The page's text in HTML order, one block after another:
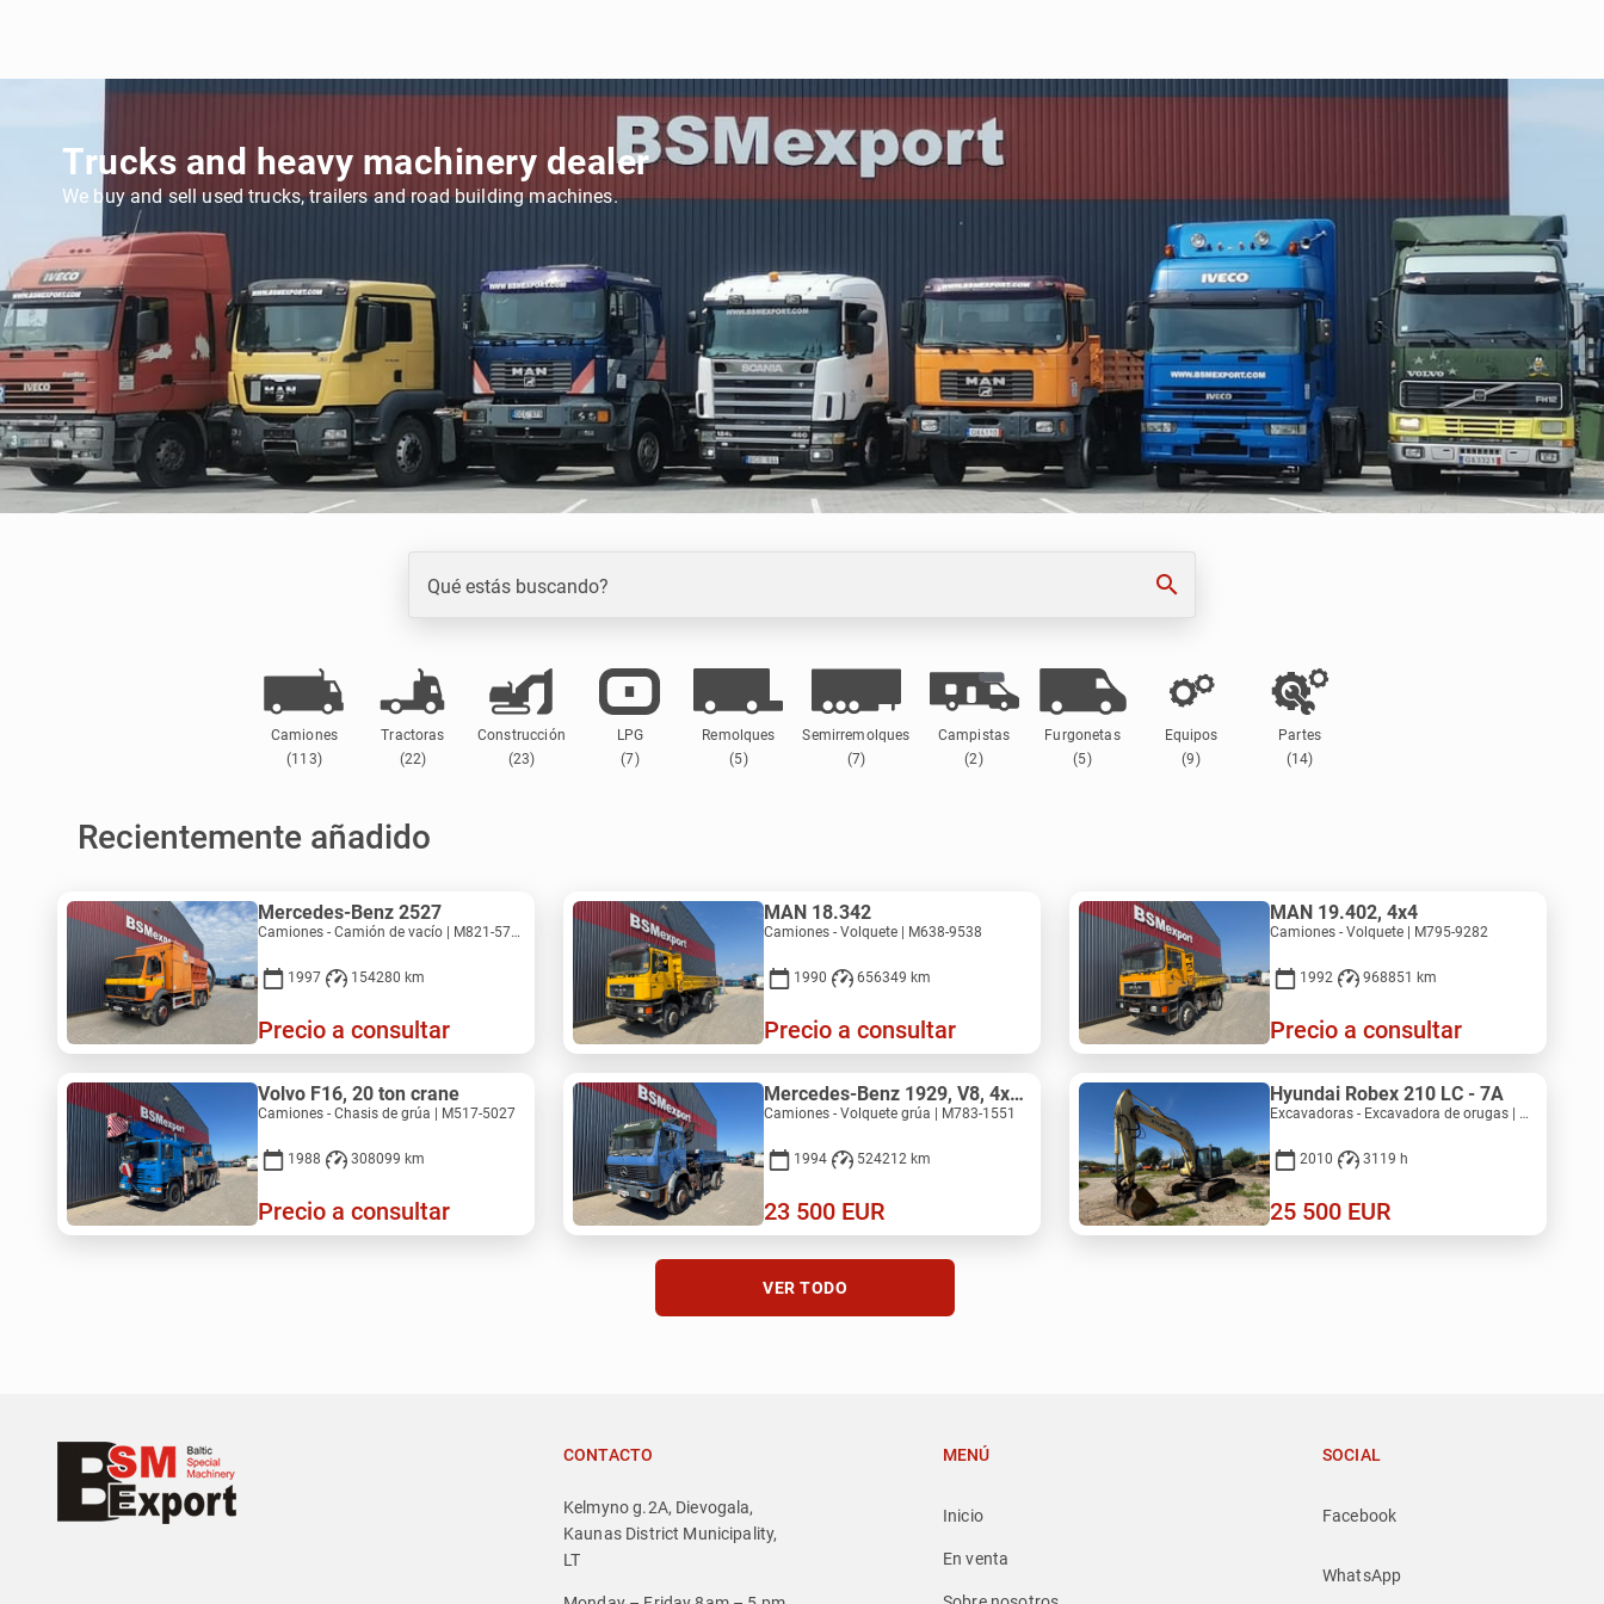
Trucks and heavy machinery dealer
We buy and sell used trucks, trailers and road building machines.
Qué estás buscando? search
Camiones
(113)
Tractoras
(22)
Construcción
(23)
LPG
(7)
Remolques
(5)
Semirremolques
(7)
Campistas
(2)
Furgonetas
(5)
Equipos
(9)
Partes
(14)
Recientemente añadido
Mercedes-Benz 2527
Camiones - Camión de vacío | M821-5793
1997 154280 km
Precio a consultar
MAN 18.342
Camiones - Volquete | M638-9538
1990 656349 km
Precio a consultar
MAN 19.402, 4x4
Camiones - Volquete | M795-9282
1992 968851 km
Precio a consultar
Volvo F16, 20 ton crane
Camiones - Chasis de grúa | M517-5027
1988 308099 km
Precio a consultar
Mercedes-Benz 1929, V8, 4x4, HIAB 140
Camiones - Volquete grúa | M783-1551
1994 524212 km
23 500 EUR
Hyundai Robex 210 LC - 7A
Excavadoras - Excavadora de orugas | M053-2521
2010 3119 h
25 500 EUR
VER TODO
CONTACTO
Kelmyno g.2A, Dievogala,
Kaunas District Municipality,
LT
MENÚ
Inicio
En venta
SOCIAL
Facebook
WhatsApp